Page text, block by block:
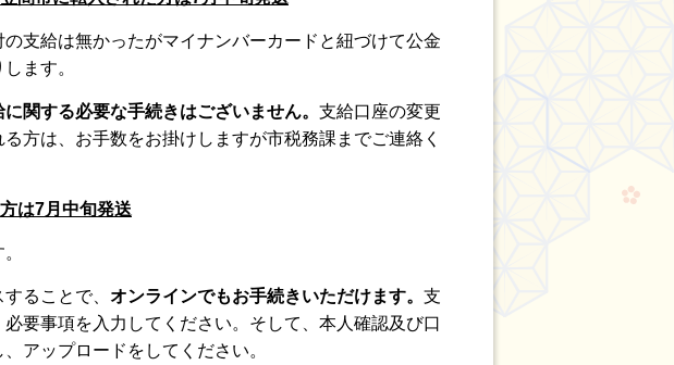
支給は無かったがマイナンバーカードと紐づけて公金
ます。
に関する必要な手続きはございません。 支給口座の変更
方は、お手数をお掛けしますが市税務課までご連絡く
は7月中旬発送
ることで、 オンラインでもお手続きいただけます。 支
要事項を入力してください。そして、本人確認及び口
アップロードをしてください。